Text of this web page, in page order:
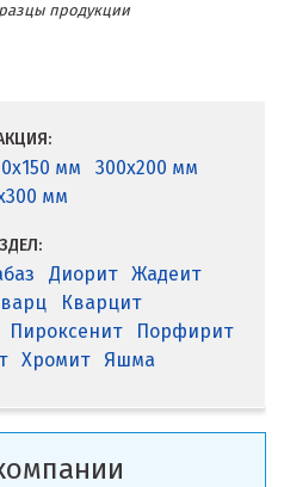
продукции
мм
300x200 мм
мм
Диорит
Жадеит
Кварцит
Пироксенит
Порфирит
Хромит Яшма